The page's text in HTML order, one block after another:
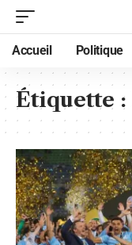
Accueil Politique
Étiquette :